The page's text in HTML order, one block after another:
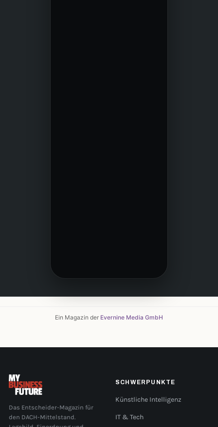
Ein Magazin der Evernine Media GmbH
Das Entscheider-Magazin für
den DACH-Mittelstand.
SCHWERPUNKTE
Künstliche Intelligenz
IT & Tech